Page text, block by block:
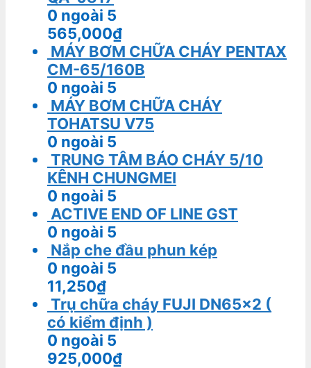
0 ngoài 5
565,000₫
MÁY BƠM CHỮA CHÁY PENTAX
CM-65/160B
0 ngoài 5
MÁY BƠM CHỮA CHÁY
TOHATSU V75
0 ngoài 5
TRUNG TÂM BÁO CHÁY 5/10
KÊNH CHUNGMEI
0 ngoài 5
ACTIVE END OF LINE GST
0 ngoài 5
Nắp che đầu phun kép
0 ngoài 5
11,250₫
Trụ chữa cháy FUJI DN65x2 (
có kiểm định )
0 ngoài 5
925,000₫